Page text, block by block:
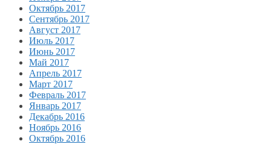
Октябрь 2017
Сентябрь 2017
Август 2017
Июль 2017
Июнь 2017
Май 2017
Апрель 2017
Март 2017
Февраль 2017
Январь 2017
Декабрь 2016
Ноябрь 2016
Октябрь 2016